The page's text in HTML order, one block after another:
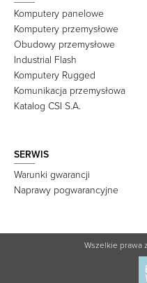
Komputery panelowe
Komputery przemysłowe
Obudowy przemysłowe
Industrial Flash
Komputery Rugged
Komunikacja przemysłowa
Katalog CSI S.A.
SERWIS
Warunki gwarancji
Naprawy pogwarancyjne
Wszelkie prawa